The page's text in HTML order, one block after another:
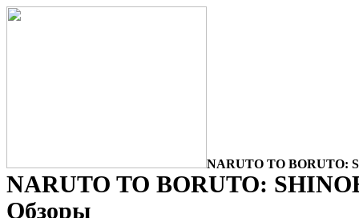
NARUTO TO BORUTO:
NARUTO TO BORUTO:
Обзоры